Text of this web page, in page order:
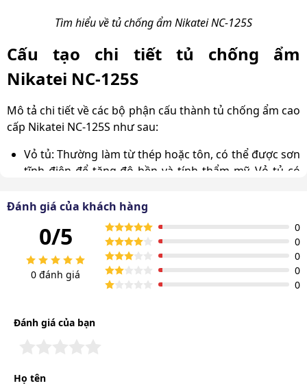
Tìm hiểu về tủ chống ẩm Nikatei NC-125S
Cấu tạo chi tiết tủ chống ẩm
Nikatei NC-125S
Mô tả chi tiết về các bộ phận cấu thành tủ chống ẩm cao
cấp Nikatei NC-125S như sau:
Vỏ tủ: Thường làm từ thép hoặc tôn, có thể được sơn
tĩnh điện để tăng độ bền và tính thẩm mỹ. Vỏ tủ có
sự xâm nhập của độ ẩm từ bên ngoài.
Cánh cửa: Thường làm bằng kính cường lực, có thể
nhìn xuyên qua để quan sát đồ vật bên trong. Cánh
cửa có gioăng cao su để tạo độ kín, ngăn độ ẩm xâm
nhập.
Đánh giá của khách hàng
0/5
0 đánh giá
0
0
0
0
0
Đánh giá của bạn
Họ tên